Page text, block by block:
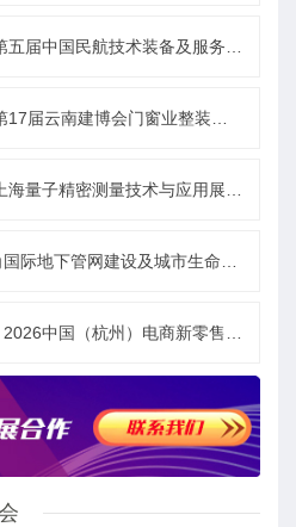
届中国民航技术装备及服务展_北京站
云南建博会门窗业整装定制智能家居卫浴建材展会
子精密测量技术与应用展将于11月10日开幕！
地下管网建设及城市生命安全线展览会
中国（杭州）电商新零售品牌博览会